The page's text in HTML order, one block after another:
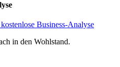
Business-Analyse
in den Wohlstand.